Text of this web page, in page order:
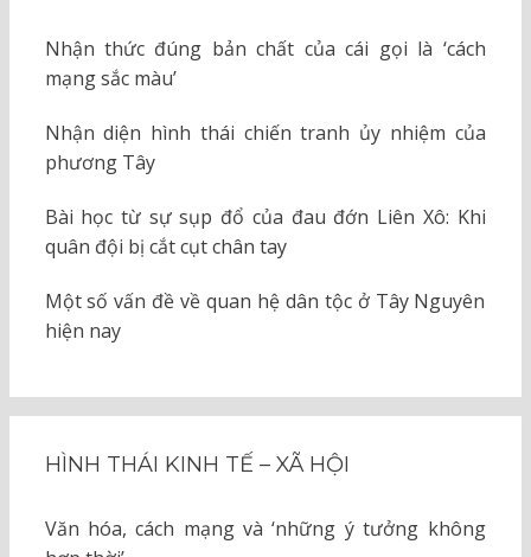
Nhận thức đúng bản chất của cái gọi là ‘cách
mạng sắc màu’
Nhận diện hình thái chiến tranh ủy nhiệm của
phương Tây
Bài học từ sự sụp đổ của đau đớn Liên Xô: Khi
quân đội bị cắt cụt chân tay
Một số vấn đề về quan hệ dân tộc ở Tây Nguyên
hiện nay
HÌNH THÁI KINH TẾ – XÃ HỘI
Văn hóa, cách mạng và ‘những ý tưởng không